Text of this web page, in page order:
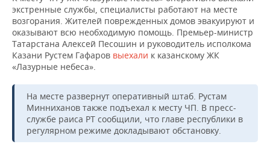
экстренные службы, специалисты работают на месте
возгорания. Жителей поврежденных домов эвакуируют и
оказывают всю необходимую помощь. Премьер-министр
Татарстана Алексей Песошин и руководитель исполкома
Казани Рустем Гафаров выехали к казанскому ЖК
«Лазурные небеса».
На месте развернут оперативный штаб. Рустам
Минниханов также подъехал к месту ЧП. В пресс-
службе раиса РТ сообщили, что главе республики в
регулярном режиме докладывают обстановку.